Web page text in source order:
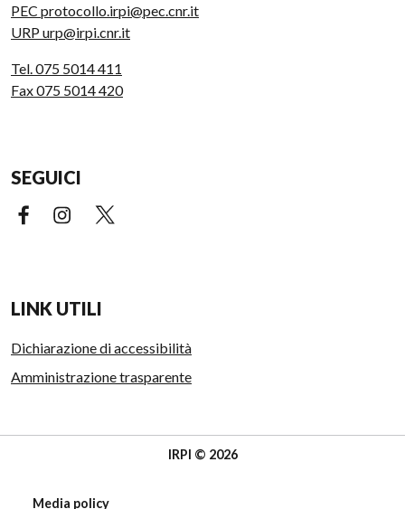
PEC protocollo.irpi@pec.cnr.it
URP urp@irpi.cnr.it
Tel. 075 5014 411
Fax 075 5014 420
SEGUICI
Facebook (link esterno)
Instagram (link esterno)
LINK UTILI
Dichiarazione di accessibilità
Amministrazione trasparente
IRPI © 2026
Media policy